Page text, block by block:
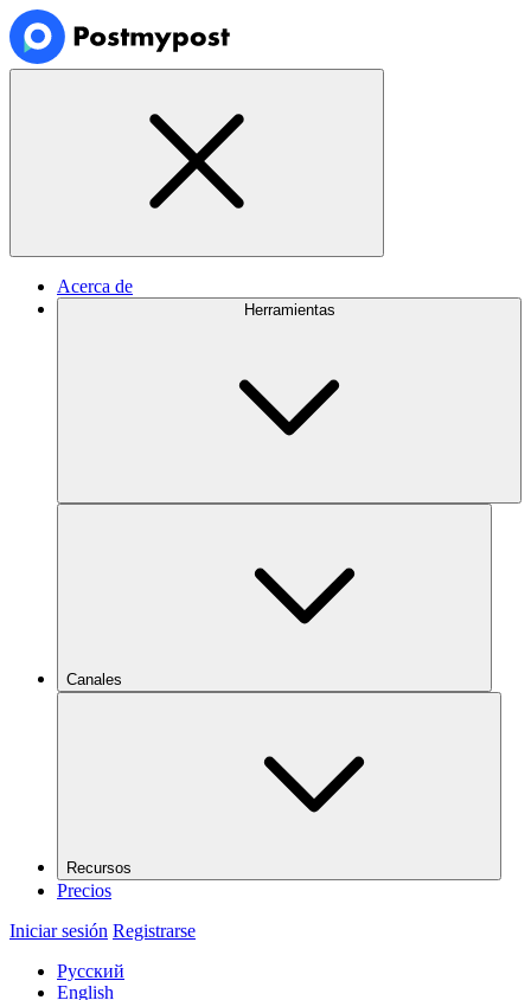
Acerca de
Herramientas
Canales
Recursos
Precios
Iniciar sesión Registrarse
Русский
English